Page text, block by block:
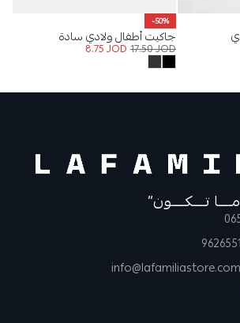
-50%
جاكيت أطفال ولادي سادة
17.50JOD
8.75JOD
تــــكــــون”